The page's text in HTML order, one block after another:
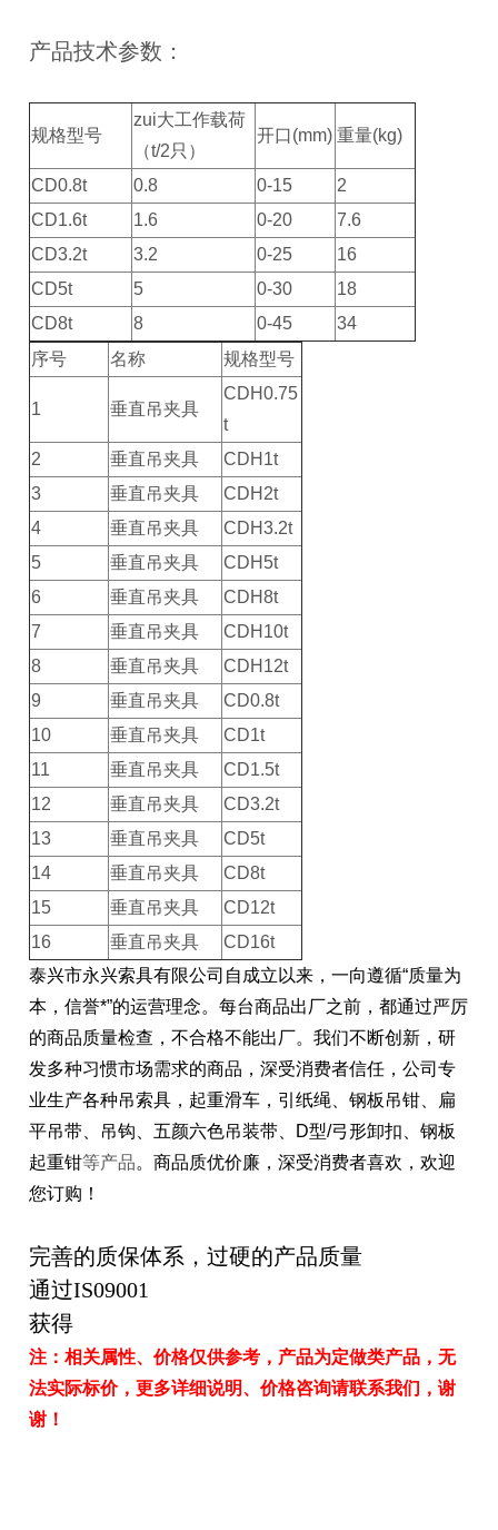
产品技术参数：
规格型号
zui大工作载荷
（t/2只）
开口(mm) 重量(kg)
CD0.8t 0.8 0-15
2
CD1.6t
1.6 0-20
7.6
CD3.2t
3.2 0-25
16
CD5t
5 0-30
18
CD8t
8 0-45
34
序号
名称 规格型号
1 垂直吊夹具
CDH0.75
t
2
垂直吊夹具
CDH1t
3
垂直吊夹具
CDH2t
4
垂直吊夹具
CDH3.2t
5
垂直吊夹具
CDH5t
6
垂直吊夹具
CDH8t
7
垂直吊夹具
CDH10t
8
垂直吊夹具
CDH12t
9
垂直吊夹具
CD0.8t
10
垂直吊夹具
CD1t
11
垂直吊夹具
CD1.5t
12
垂直吊夹具
CD3.2t
13
垂直吊夹具
CD5t
14
垂直吊夹具
CD8t
15
垂直吊夹具
CD12t
16
垂直吊夹具
CD16t
泰兴市永兴索具有限公司自成立以来，一向遵循“质量为
本，信誉*”的运营理念。每台商品出厂之前，都通过严厉
的商品质量检查，不合格不能出厂。我们不断创新，研
发多种习惯市场需求的商品，深受消费者信任，公司专
业生产各种吊索具，起重滑车，引纸绳、钢板吊钳、扁
平吊带、吊钩、五颜六色吊装带、D型/弓形卸扣、钢板
起重钳等产品。商品质优价廉，深受消费者喜欢，欢迎
您订购！
完善的质保体系，过硬的产品质量
通过IS09001
获得
注：相关属性、价格仅供参考，产品为定做类产品，无
法实际标价，更多详细说明、价格咨询请联系我们，谢
谢！